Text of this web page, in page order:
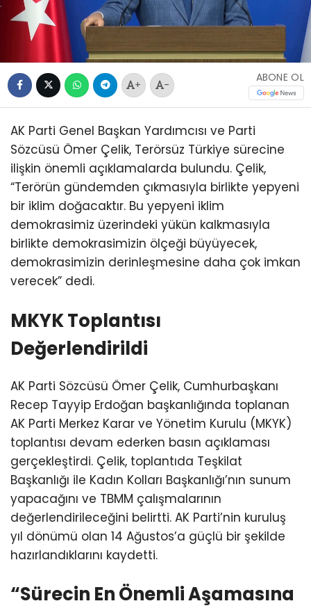
+ -
ABONE OL
AK Parti Genel Başkan Yardımcısı ve Parti
Sözcüsü Ömer Çelik, Terörsüz Türkiye sürecine
ilişkin önemli açıklamalarda bulundu. Çelik,
“Terörün gündemden çıkmasıyla birlikte yepyeni
bir iklim doğacaktır. Bu yepyeni iklim
demokrasimiz üzerindeki yükün kalkmasıyla
birlikte demokrasimizin ölçeği büyüyecek,
demokrasimizin derinleşmesine daha çok imkan
verecek” dedi.
MKYK Toplantısı
Değerlendirildi
AK Parti Sözcüsü Ömer Çelik, Cumhurbaşkanı
Recep Tayyip Erdoğan başkanlığında toplanan
AK Parti Merkez Karar ve Yönetim Kurulu (MKYK)
toplantısı devam ederken basın açıklaması
gerçekleştirdi. Çelik, toplantıda Teşkilat
Başkanlığı ile Kadın Kolları Başkanlığı’nın sunum
yapacağını ve TBMM çalışmalarının
değerlendirileceğini belirtti. AK Parti’nin kuruluş
yıl dönümü olan 14 Ağustos’a güçlü bir şekilde
hazırlandıklarını kaydetti.
“Sürecin En Önemli Aşamasına